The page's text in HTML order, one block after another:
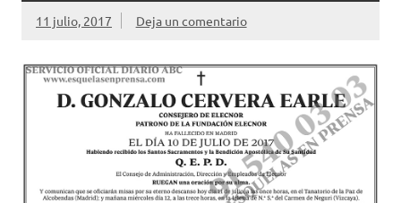
11 julio, 2017 Deja un comentario